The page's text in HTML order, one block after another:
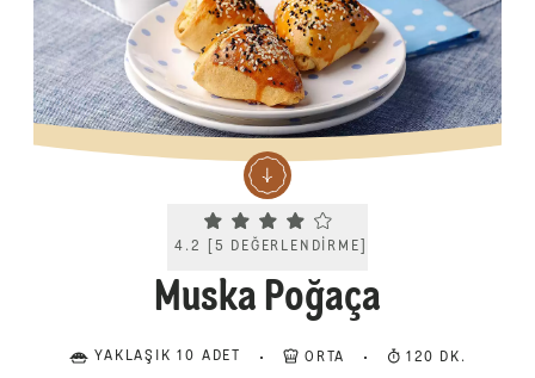
Current rating 4.2. Click to rate.
4.2 5 DEĞERLENDIRME
Muska Poğaça
YAKLAŞIK 10 ADET ORTA 120 DK.